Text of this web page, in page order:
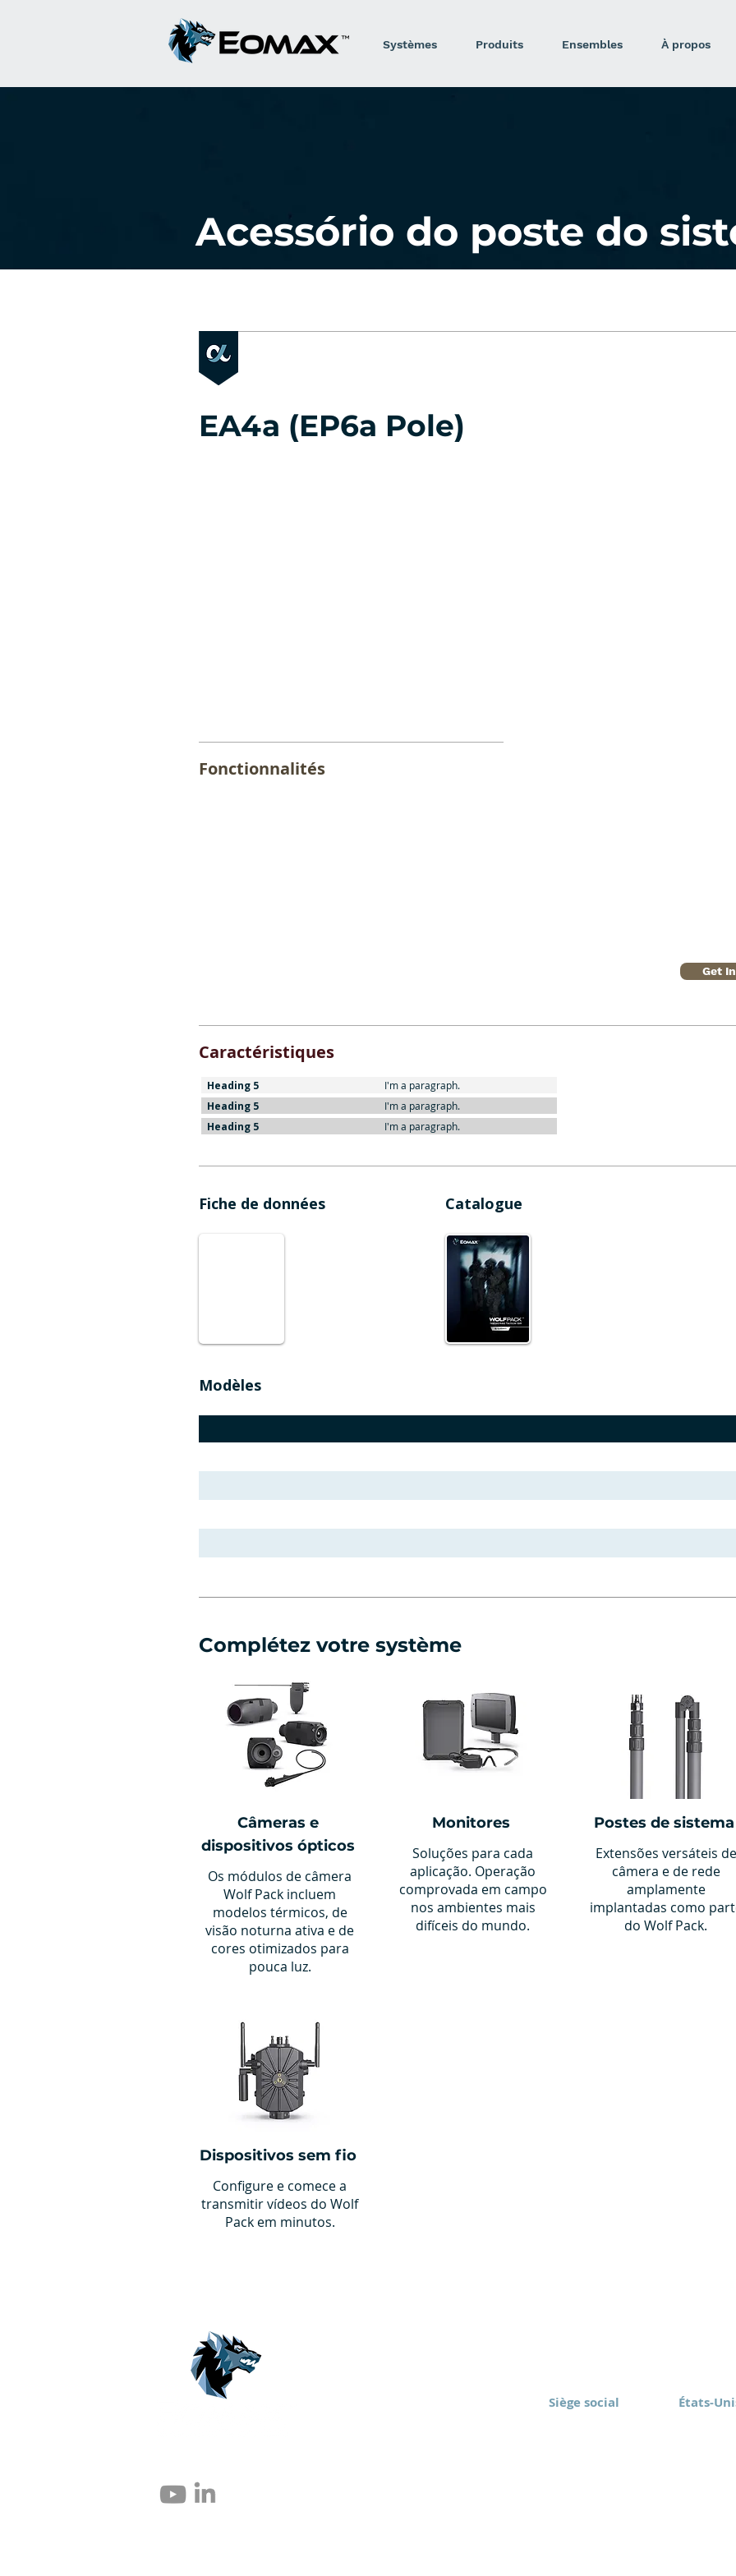
Systèmes Produits Ensembles À propos
Acessório do poste do
EA4a (EP6a Pole)
Fonctionnalités
Get
Caractéristiques
Heading 5 I'm a paragraph.
Heading 5 I'm a paragraph.
Heading 5 I'm a paragraph.
Fiche de données Catalogue
Modèles
Complétez votre système
Câmeras e
dispositivos ópticos
Os módulos de câmera
Wolf Pack incluem
modelos térmicos, de
visão noturna ativa e de
cores otimizados para
pouca luz.
Dispositivos sem fio
Configure e comece a
transmitir vídeos do Wolf
Pack em minutos.
Monitores
Soluções para cada
aplicação. Operação
comprovada em campo
nos ambientes mais
difíceis do mundo.
Postes de sistema
Extensões versáteis de
câmera e de rede
amplamente
implantadas como
do Wolf Pack.
Siège social États-